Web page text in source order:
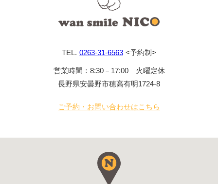
0263-31-6563
営業時間：8:30－17:00 火曜定休
長野県安曇野市穂高有明1724-8
ご予約・お問い合わせはこちら